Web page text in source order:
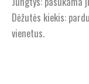
Dėžutės kiekis:
vienetus.